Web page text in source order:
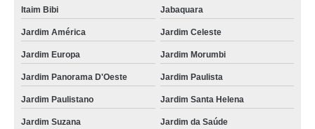
Itaim Bibi Jabaquara
Jardim América Jardim Celeste
Jardim Europa Jardim Morumbi
Jardim Panorama D'Oeste Jardim Paulista
Jardim Paulistano Jardim Santa Helena
Jardim Suzana Jardim da Saúde